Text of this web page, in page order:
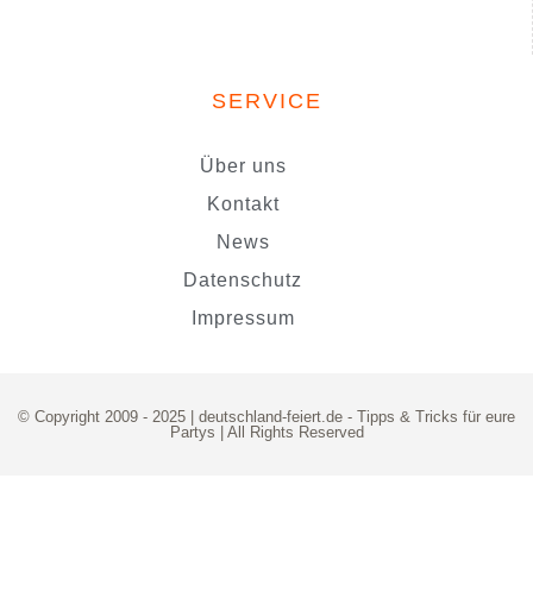
SERVICE
Über uns
Kontakt
News
Datenschutz
Impressum
© Copyright 2009 - 2025 | deutschland-feiert.de - Tipps & Tricks für eure
Partys | All Rights Reserved